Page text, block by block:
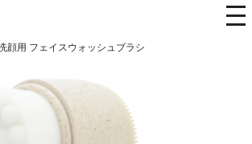
顔用 フェイスウォッシュブラシ